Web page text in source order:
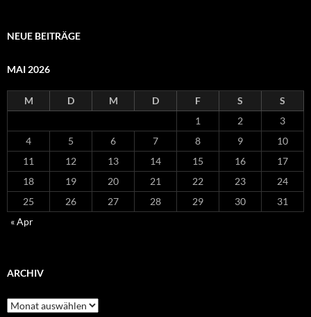
NEUE BEITRÄGE
MAI 2026
M D M D F S
S
1
2
3
4
5 6 7 8 9
10
11
12 13 14 15 16
17
18
19 20 21 22 23
24
25
26 27 28 29 30
31
« Apr
ARCHIV
Archiv